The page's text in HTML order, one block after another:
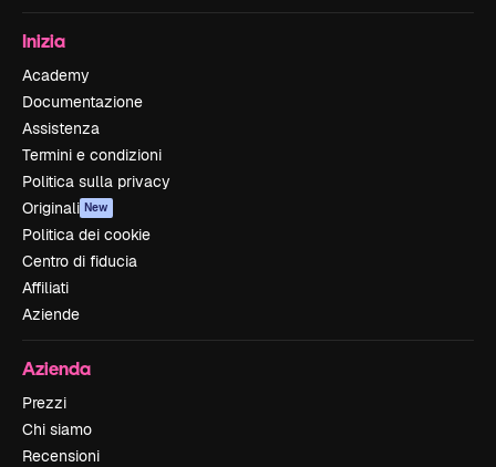
Inizia
Academy
Documentazione
Assistenza
Termini e condizioni
Politica sulla privacy
Originali New
Politica dei cookie
Centro di fiducia
Affiliati
Aziende
Azienda
Prezzi
Chi siamo
Recensioni